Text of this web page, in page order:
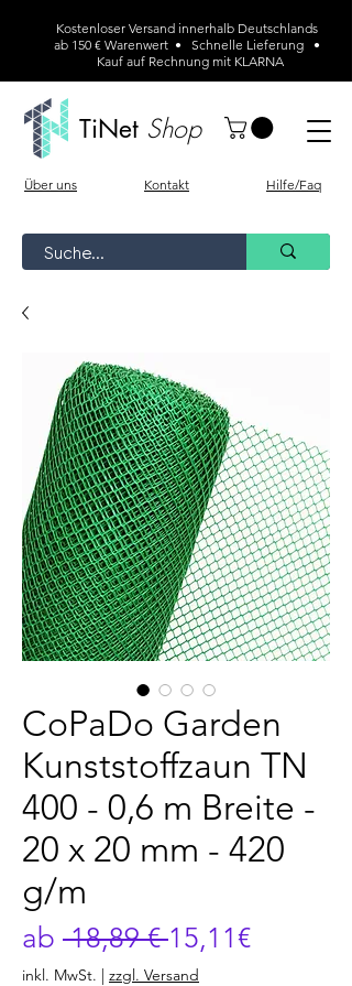
Kostenloser Versand innerhalb Deutschlands
ab 150 € Warenwert • Schnelle Lieferung •
Kauf auf Rechnung mit KLARNA
TiNet Shop
Über uns Kontakt Hilfe/Faq
CoPaDo Garden
Kunststoffzaun TN
400 - 0,6 m Breite -
20 x 20 mm - 420
g/m
ab 18,89 € Standardpreis
15,11€Sale-
inkl. MwSt. | zzgl. Versand